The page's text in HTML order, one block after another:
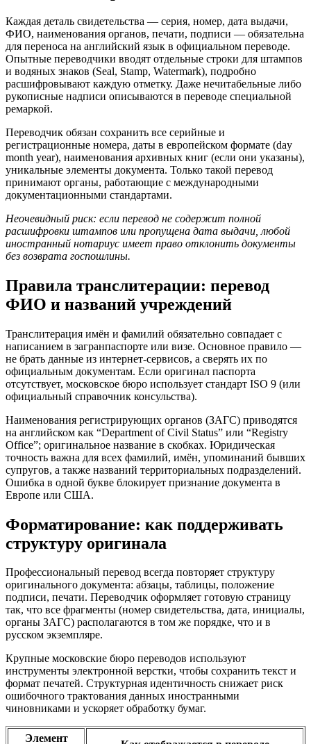
Каждая деталь свидетельства — серия, номер, дата выдачи,
ФИО, наименования органов, печати, подписи — обязательна
для переноса на английский язык в официальном переводе.
Опытные переводчики вводят отдельные строки для штампов
и водяных знаков (Seal, Stamp, Watermark), подробно
расшифровывают каждую отметку. Даже нечитабельные либо
рукописные надписи описываются в переводе специальной
ремаркой.
Переводчик обязан сохранить все серийные и
регистрационные номера, даты в европейском формате (day
month year), наименования архивных книг (если они указаны),
уникальные элементы документа. Только такой перевод
принимают органы, работающие с международными
документационными стандартами.
Неочевидный риск: если перевод не содержит полной
расшифровки штампов или пропущена дата выдачи, любой
иностранный нотариус имеет право отклонить документы
без возврата госпошлины.
Правила транслитерации: перевод
ФИО и названий учреждений
Транслитерация имён и фамилий обязательно совпадает с
написанием в загранпаспорте или визе. Основное правило —
не брать данные из интернет-сервисов, а сверять их по
официальным документам. Если оригинал паспорта
отсутствует, московское бюро использует стандарт ISO 9 (или
официальный справочник консульства).
Наименования регистрирующих органов (ЗАГС) приводятся
на английском как “Department of Civil Status” или “Registry
Office”; оригинальное название в скобках. Юридическая
точность важна для всех фамилий, имён, упоминаний бывших
супругов, а также названий территориальных подразделений.
Ошибка в одной букве блокирует признание документа в
Европе или США.
Форматирование: как поддерживать
структуру оригинала
Профессиональный перевод всегда повторяет структуру
оригинального документа: абзацы, таблицы, положение
подписи, печати. Переводчик оформляет готовую страницу
так, что все фрагменты (номер свидетельства, дата, инициалы,
органы ЗАГС) располагаются в том же порядке, что и в
русском экземпляре.
Крупные московские бюро переводов используют
инструменты электронной верстки, чтобы сохранить текст и
формат печатей. Структурная идентичность снижает риск
ошибочного трактования данных иностранными
чиновниками и ускоряет обработку бумаг.
Элемент